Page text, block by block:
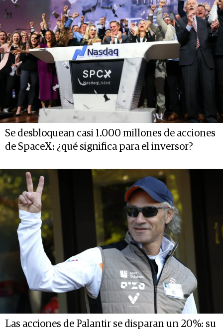
Se desbloquean casi 1.000 millones de acciones
de SpaceX: ¿qué significa para el inversor?
Las acciones de Palantir se disparan un 20%: su